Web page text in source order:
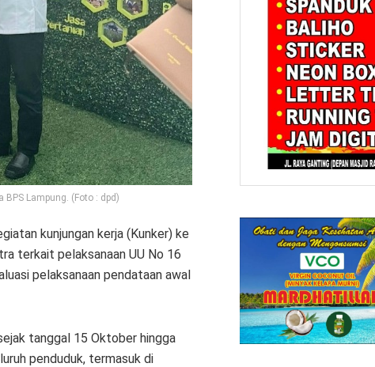
Lampung. (Foto : dpd)
kunjungan kerja (Kunker) ke
terkait pelaksanaan UU No 16
pelaksanaan pendataan awal
tanggal 15 Oktober hingga
penduduk, termasuk di